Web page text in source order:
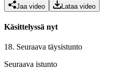
Jaa video Lataa video
Käsittelyssä nyt
18. Seuraava täysistunto
Seuraava istunto